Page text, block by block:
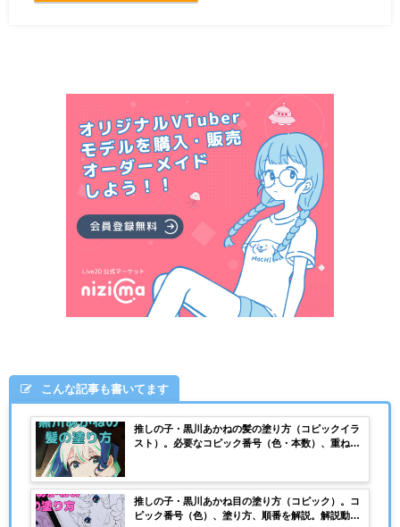
こんな記事も書いてます
推しの子・黒川あかねの髪の塗り方（コピックイラ
スト）。必要なコピック番号（色・本数）、重ね塗
推しの子・黒川あかね目の塗り方（コピック）。コ
ピック番号（色）、塗り方、順番を解説。解説動画